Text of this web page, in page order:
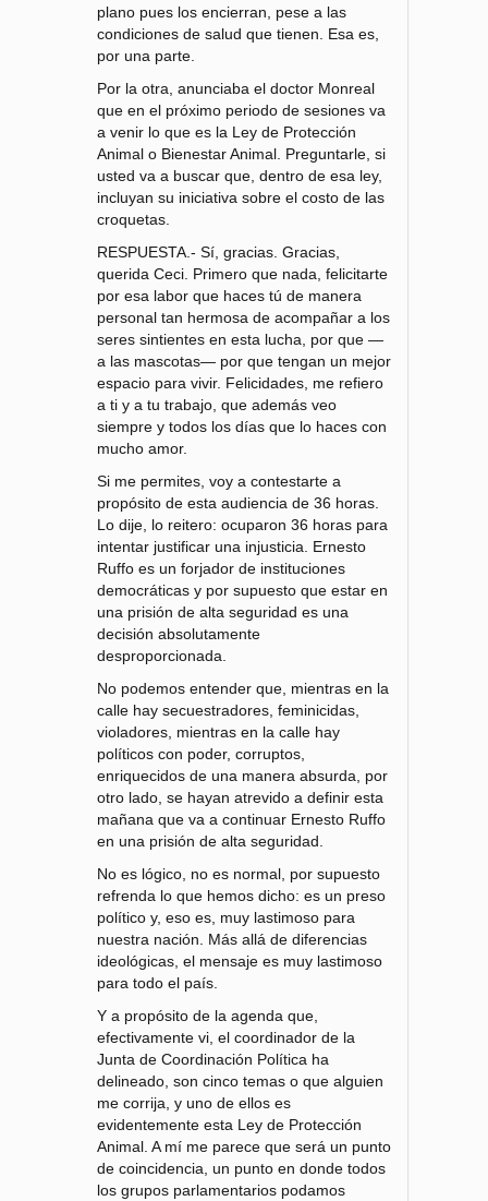
plano pues los encierran, pese a las
condiciones de salud que tienen. Esa es,
por una parte.
Por la otra, anunciaba el doctor Monreal
que en el próximo periodo de sesiones va
a venir lo que es la Ley de Protección
Animal o Bienestar Animal. Preguntarle, si
usted va a buscar que, dentro de esa ley,
incluyan su iniciativa sobre el costo de las
croquetas.
RESPUESTA.- Sí, gracias. Gracias,
querida Ceci. Primero que nada, felicitarte
por esa labor que haces tú de manera
personal tan hermosa de acompañar a los
seres sintientes en esta lucha, por que —
a las mascotas— por que tengan un mejor
espacio para vivir. Felicidades, me refiero
a ti y a tu trabajo, que además veo
siempre y todos los días que lo haces con
mucho amor.
Si me permites, voy a contestarte a
propósito de esta audiencia de 36 horas.
Lo dije, lo reitero: ocuparon 36 horas para
intentar justificar una injusticia. Ernesto
Ruffo es un forjador de instituciones
democráticas y por supuesto que estar en
una prisión de alta seguridad es una
decisión absolutamente
desproporcionada.
No podemos entender que, mientras en la
calle hay secuestradores, feminicidas,
violadores, mientras en la calle hay
políticos con poder, corruptos,
enriquecidos de una manera absurda, por
otro lado, se hayan atrevido a definir esta
mañana que va a continuar Ernesto Ruffo
en una prisión de alta seguridad.
No es lógico, no es normal, por supuesto
refrenda lo que hemos dicho: es un preso
político y, eso es, muy lastimoso para
nuestra nación. Más allá de diferencias
ideológicas, el mensaje es muy lastimoso
para todo el país.
Y a propósito de la agenda que,
efectivamente vi, el coordinador de la
Junta de Coordinación Política ha
delineado, son cinco temas o que alguien
me corrija, y uno de ellos es
evidentemente esta Ley de Protección
Animal. A mí me parece que será un punto
de coincidencia, un punto en donde todos
los grupos parlamentarios podamos